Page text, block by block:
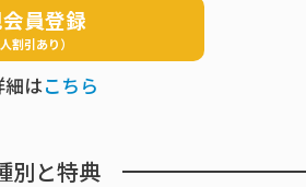
員登録
人割引あり）
細はこちら
別と特典